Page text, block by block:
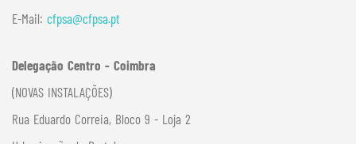
E-Mail: cfpsa@cfpsa.pt
Delegação Centro - Coimbra
(NOVAS INSTALAÇÕES)
Rua Eduardo Correia, Bloco 9 - Loja 2